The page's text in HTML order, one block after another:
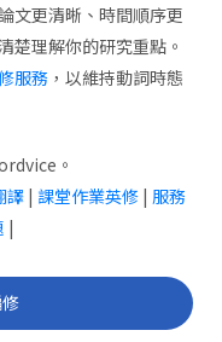
文更清晰、時間順序更
楚理解你的研究重點。
服務 ，以維持動詞時態
。
譯| 課堂作業英修 | 服務
|